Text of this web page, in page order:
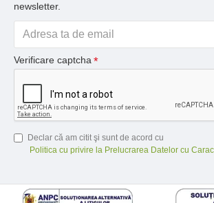
newsletter.
Verificare captcha
Declar că am citit şi sunt de acord cu
Politica cu privire la Prelucrarea Datelor cu